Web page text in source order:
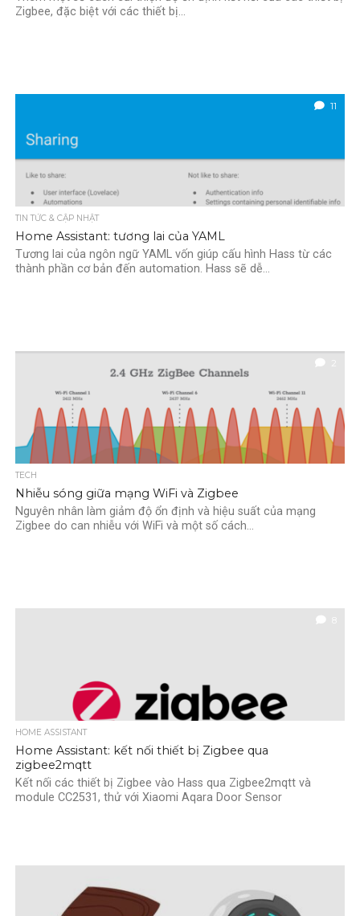
Zigbee, đặc biệt với các thiết bị...
11
TIN TỨC & CẬP NHẬT
Home Assistant: tương lai của YAML
Tương lai của ngôn ngữ YAML vốn giúp cấu hình Hass từ các
thành phần cơ bản đến automation. Hass sẽ dễ...
2
TECH
Nhiễu sóng giữa mạng WiFi và Zigbee
Nguyên nhân làm giảm độ ổn định và hiệu suất của mạng
Zigbee do can nhiễu với WiFi và một số cách...
8
HOME ASSISTANT
Home Assistant: kết nối thiết bị Zigbee qua
zigbee2mqtt
Kết nối các thiết bị Zigbee vào Hass qua Zigbee2mqtt và
module CC2531, thử với Xiaomi Aqara Door Sensor